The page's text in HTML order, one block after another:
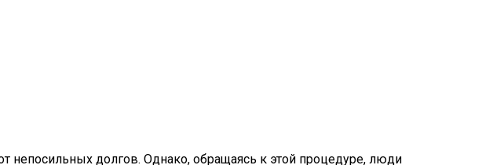
непосильных долгов. Однако, обращаясь к этой процедуре, люди